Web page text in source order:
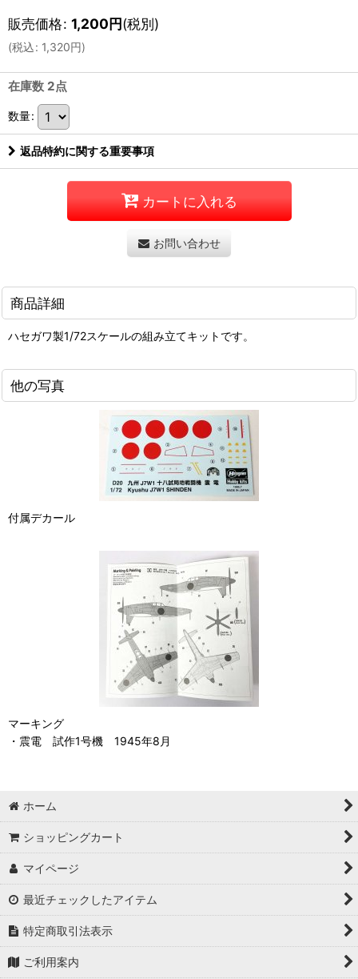
販売価格: 1,200円(税別)
(税込: 1,320円)
在庫数 2点
数量:
返品特約に関する重要事項
カートに入れる
お問い合わせ
商品詳細
ハセガワ製1/72スケールの組み立てキットです。
他の写真
付属デカール
マーキング
・震電 試作1号機 1945年8月
ホーム
ショッピングカート
マイページ
最近チェックしたアイテム
特定商取引法表示
ご利用案内